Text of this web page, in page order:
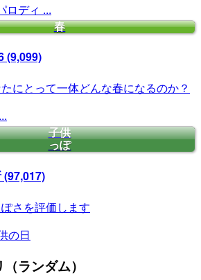
ロディ ...
春
(9,099)
にとって一体どんな春になるのか？
...
子供
っぽ
(97,017)
さを評価します
の日
ランダム）